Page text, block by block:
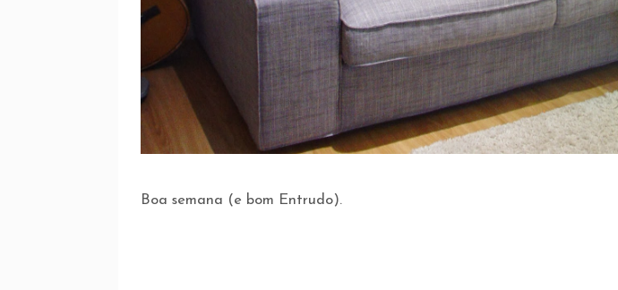
Boa semana (e bom Entrudo).